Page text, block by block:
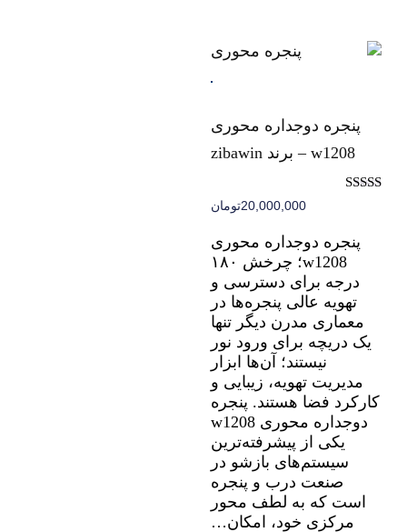
پنجره دوجداره محوری
w1208 – برند zibawin
نمره20,000,000تومان
پنجره دوجداره محوری
w1208؛ چرخش ۱۸۰
درجه برای دسترسی و
تهویه عالی پنجره‌ها در
معماری مدرن دیگر تنها
یک دریچه برای ورود نور
نیستند؛ آن‌ها ابزار
مدیریت تهویه، زیبایی و
کارکرد فضا هستند. پنجره
دوجداره محوری w1208
یکی از پیشرفته‌ترین
سیستم‌های بازشو در
صنعت درب و پنجره
است که به لطف محور
مرکزی خود، امکان…